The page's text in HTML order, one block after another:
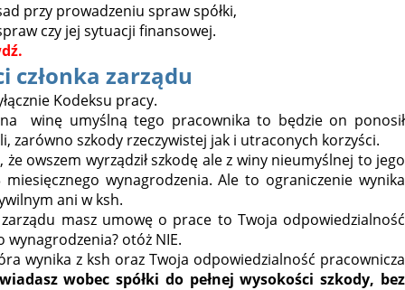
przy prowadzeniu spraw spółki,
czy jej sytuacji finansowej.
członka zarządu
Kodeksu pracy.
winę umyślną tego pracownika to będzie on ponosił
zarówno szkody rzeczywistej jak i utraconych korzyści.
owszem wyrządził szkodę ale z winy nieumyślnej to jego
wynagrodzenia. Ale to ograniczenie wynika
ani w ksh.
masz umowę o prace to Twoja odpowiedzialność
otóż NIE.
wynika z ksh oraz Twoja odpowiedzialność pracowni­cza
wobec spółki do pełnej wysokości szkody, bez